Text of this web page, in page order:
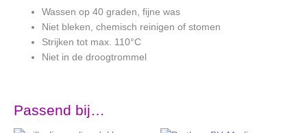
Wassen op 40 graden, fijne was
Niet bleken, chemisch reinigen of stomen
Strijken tot max. 110°C
Niet in de droogtrommel
Passend bij…